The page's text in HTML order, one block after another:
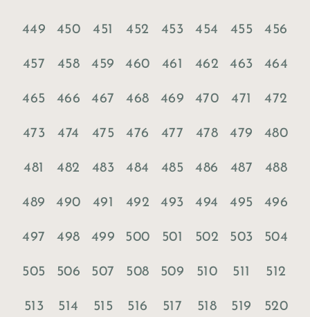
449 450 451 452 453 454 455 456
457 458 459 460 461 462 463 464
465 466 467 468 469 470 471 472
473 474 475 476 477 478 479 480
481 482 483 484 485 486 487 488
489 490 491 492 493 494 495 496
497 498 499 500 501 502 503 504
505 506 507 508 509 510 511 512
513 514 515 516 517 518 519 520